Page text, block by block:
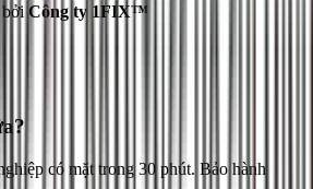
Công ty 1FIX™
có mặt trong 30 phút. Bảo hành